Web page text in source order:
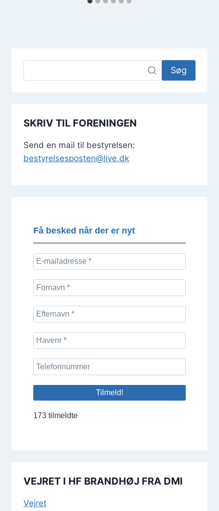
Søg
SKRIV TIL FORENINGEN
Send en mail til bestyrelsen:
bestyrelsesposten@live.dk
Få besked når der er nyt
173 tilmeldte
VEJRET I HF BRANDHØJ FRA DMI
Vej­ret